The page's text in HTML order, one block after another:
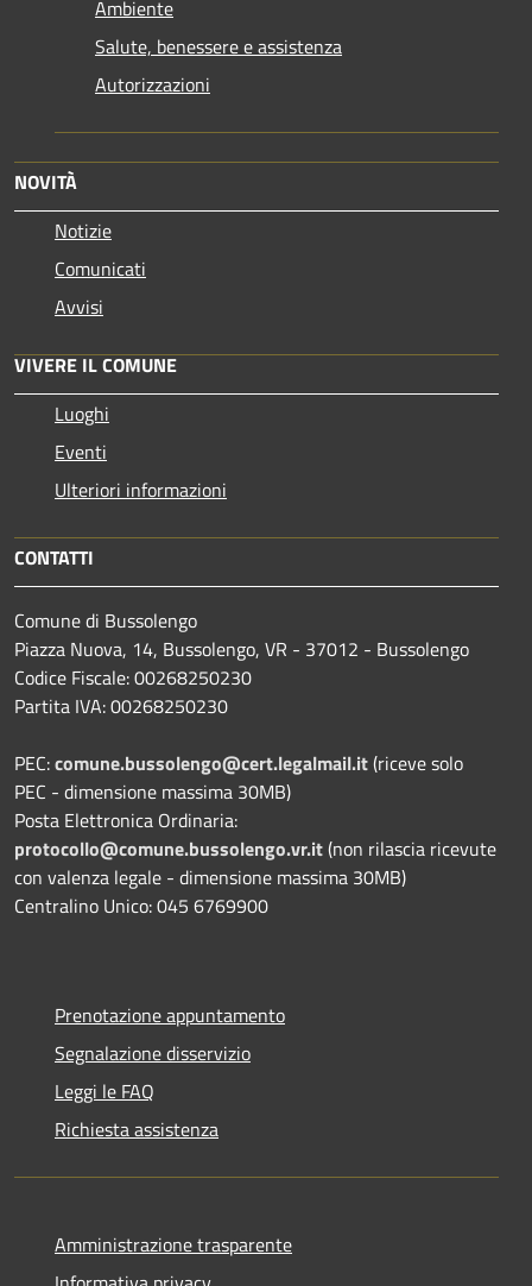
Ambiente
Salute, benessere e assistenza
Autorizzazioni
NOVITÀ
Notizie
Comunicati
Avvisi
VIVERE IL COMUNE
Luoghi
Eventi
Ulteriori informazioni
CONTATTI
Comune di Bussolengo
Piazza Nuova, 14, Bussolengo, VR - 37012 - Bussolengo
Codice Fiscale: 00268250230
Partita IVA: 00268250230
PEC:comune.bussolengo@cert.legalmail.it(riceve solo
PEC - dimensione massima 30MB)
Posta Elettronica Ordinaria:
protocollo@comune.bussolengo.vr.it(non rilascia ricevute
con valenza legale - dimensione massima 30MB)
Centralino Unico: 045 6769900
Prenotazione appuntamento
Segnalazione disservizio
Leggi le FAQ
Richiesta assistenza
Amministrazione trasparente